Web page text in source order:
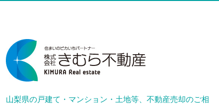
山梨県の戸建て・マンション・土地等、不動産売却のご相